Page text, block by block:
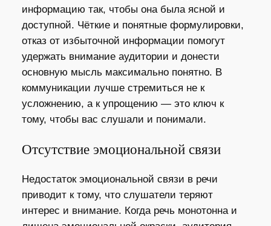
информацию так, чтобы она была ясной и
доступной. Чёткие и понятные формулировки,
отказ от избыточной информации помогут
удержать внимание аудитории и донести
основную мысль максимально понятно. В
коммуникации лучше стремиться не к
усложнению, а к упрощению — это ключ к
тому, чтобы вас слушали и понимали.
Отсутствие эмоциональной связи
Недостаток эмоциональной связи в речи
приводит к тому, что слушатели теряют
интерес и внимание. Когда речь монотонна и